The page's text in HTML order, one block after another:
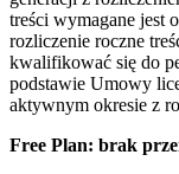
treści wymagane jest
rozliczenie roczne
kwalifikować się do
podstawie Umowy
aktywnym okresie z
Free Plan: brak